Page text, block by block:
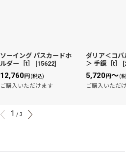
ソーイング パスカードホ
ルダー［t］
[15622]
12,760円(税込)
ご購入いただけます
ダリア＜コバ
＞ 手鏡［t］
[
5,720円～(
ご購入いただ
1 / 3